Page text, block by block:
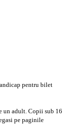
pentru bilet
un adult. Copii sub 16
pe paginile